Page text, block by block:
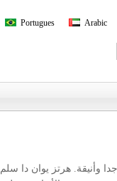
Portugues Arabic
وأنيقة. هرتز يوان دا